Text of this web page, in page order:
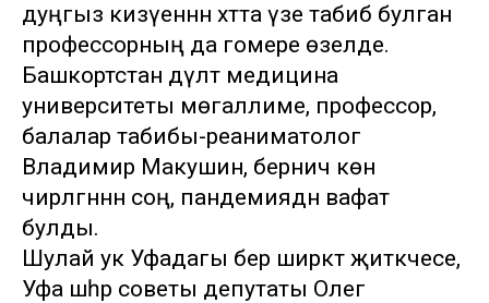
дуңгыз кизүеннән хәтта үзе табиб булган
профессорның да гомере өзелде.
Башкортстан дәүләт медицина
университеты мөгаллиме, профессор,
балалар табибы-реаниматолог
Владимир Макушин, берничә көн
чирләгәннән соң, пандемиядән вафат
булды.
Шулай ук Уфадагы бер ширкәт җитәкчесе,
Уфа шәһәр советы депутаты Олег